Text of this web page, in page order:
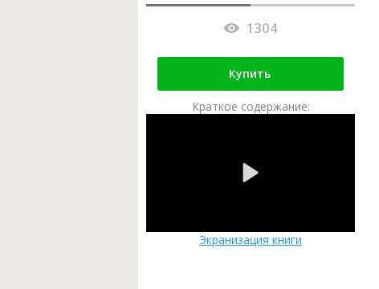
1304
Купить
Краткое содержание:
Экранизация книги